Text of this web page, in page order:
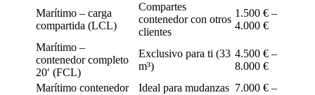
Marítimo – carga
compartida (LCL)
Compartes
contenedor con otros
clientes
1.500 € –
4.000 €
Marítimo –
contenedor completo
20′ (FCL)
Exclusivo para ti (33
m³)
4.500 € –
8.000 €
Marítimo contenedor
Ideal para mudanzas 7.000 € –